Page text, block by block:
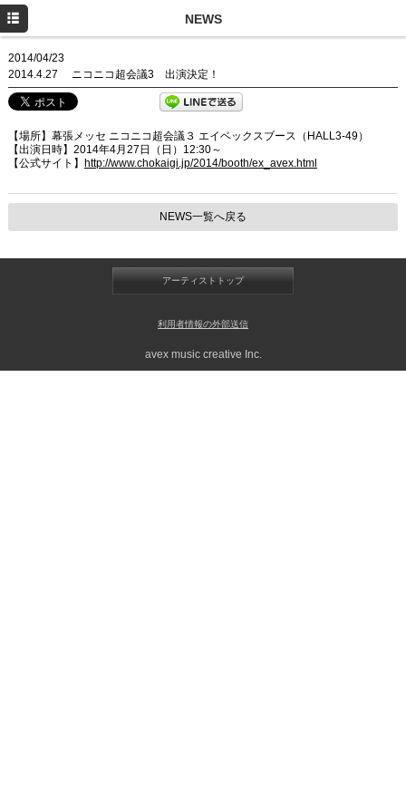
NEWS
2014/04/23
2014.4.27 ニコニコ超会議3 出演決定！
【場所】幕張メッセ ニコニコ超会議３ エイベックスブース（HALL3-49）
【出演日時】2014年4月27日（日）12:30～
【公式サイト】 http://www.chokaigi.jp/2014/booth/ex_avex.html
NEWS一覧へ戻る
アーティストトップ
利用者情報の外部送信
avex music creative Inc.
NEWS
PROFILE
MEDIA
DISCOGRAPHY
MOVIE
CONTACT